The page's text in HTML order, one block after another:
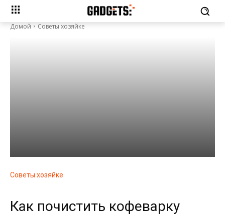
Домой Советы хозяйке
Советы хозяйке
Как почистить кофеварку